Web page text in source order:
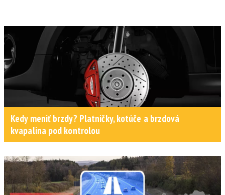
Kedy meniť brzdy? Platničky, kotúče a brzdová
kvapalina pod kontrolou